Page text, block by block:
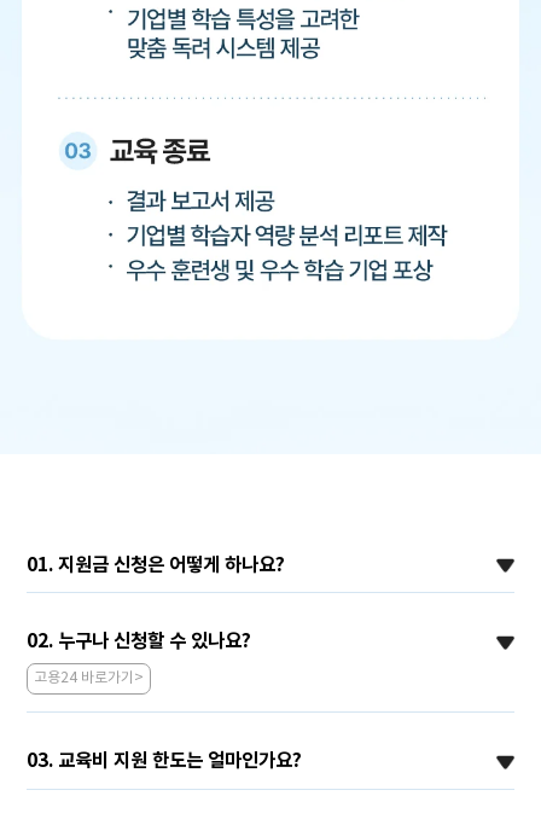
01. 지원금 신청은 어떻게 하나요?
02. 누구나 신청할 수 있나요?
고용24 바로가기>
03. 교육비 지원 한도는 얼마인가요?